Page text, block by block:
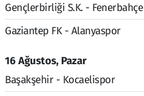
Gençlerbirliği S.K. - Fenerbahçe
Gaziantep FK - Alanyaspor
16 Ağustos, Pazar
Başakşehir - Kocaelispor